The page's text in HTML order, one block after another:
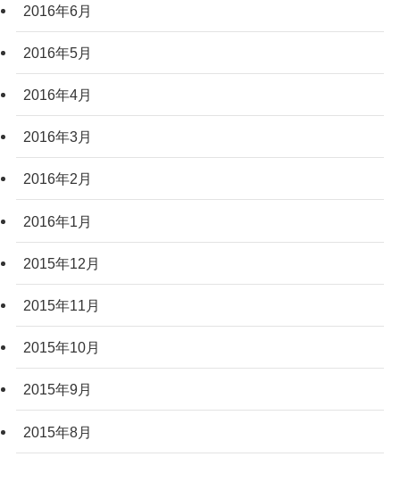
2016年6月
2016年5月
2016年4月
2016年3月
2016年2月
2016年1月
2015年12月
2015年11月
2015年10月
2015年9月
2015年8月